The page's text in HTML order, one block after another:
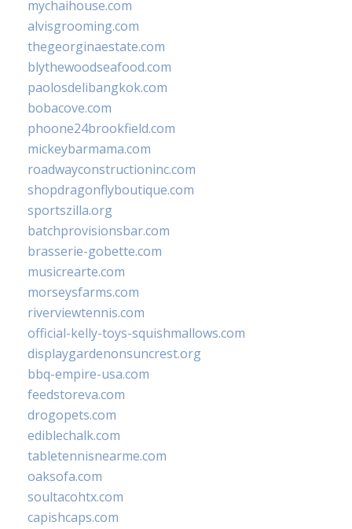
mychaihouse.com
alvisgrooming.com
thegeorginaestate.com
blythewoodseafood.com
paolosdelibangkok.com
bobacove.com
phoone24brookfield.com
mickeybarmama.com
roadwayconstructioninc.com
shopdragonflyboutique.com
sportszilla.org
batchprovisionsbar.com
brasserie-gobette.com
musicrearte.com
morseysfarms.com
riverviewtennis.com
official-kelly-toys-squishmallows.com
displaygardenonsuncrest.org
bbq-empire-usa.com
feedstoreva.com
drogopets.com
ediblechalk.com
tabletennisnearme.com
oaksofa.com
soultacohtx.com
capishcaps.com